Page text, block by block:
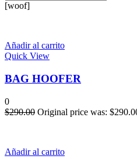
[woof]
Añadir al carrito
Quick View
BAG HOOFER
0
$290.00 Original price was:
Añadir al carrito